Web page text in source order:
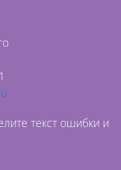
текст ошибки и